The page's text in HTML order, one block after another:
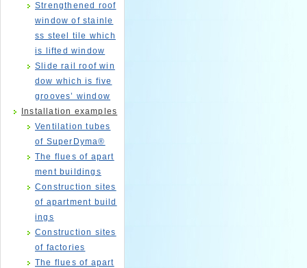
Strengthened roof
window of stainle
ss steel tile which
is lifted window
Slide rail roof win
dow which is five
grooves’ window
Installation examples
Ventilation tubes
of SuperDyma®
The flues of apart
ment buildings
Construction sites
of apartment build
ings
Construction sites
of factories
The flues of apart